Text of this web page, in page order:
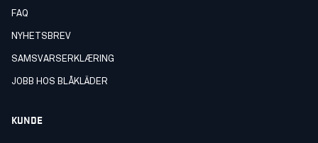
FAQ
NYHETSBREV
SAMSVARSERKLÆRING
JOBB HOS BLÅKLÄDER
KUNDE